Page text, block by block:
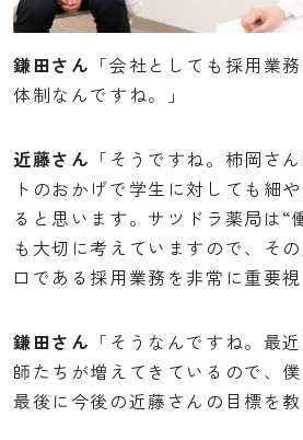
鎌田さん 「会社としても採用業
体制なんですね。」
近藤さん 「そうですね。柿岡さ
トのおかげで学生に対しても細
ると思います。サツドラ薬局は“
も大切に考えていますので、そ
口である採用業務を非常に重要視
鎌田さん 「そうなんですね。最
師たちが増えてきているので、僕
最後に今後の近藤さんの目標を教